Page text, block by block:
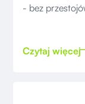
- bez
Czytaj więcej